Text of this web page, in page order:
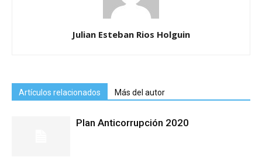
Julian Esteban Rios Holguin
Artículos relacionados Más del autor
Plan Anticorrupción 2020